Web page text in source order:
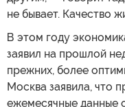
не бывает. Качество
В этом году
заявил на прошлой
прежних, более
Москва заявила, что
ежемесячные данные